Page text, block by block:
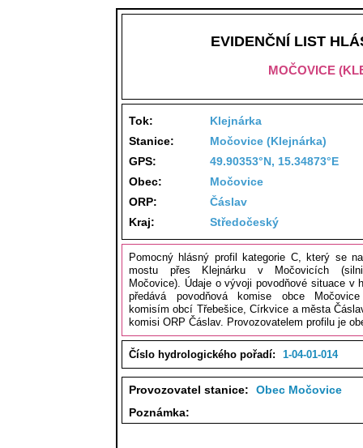
EVIDENČNÍ LIST
MOČOVICE
Tok:
Klejnárka
Stanice:
Močovice (Klejnárka)
GPS:
49.90353°N, 15.34873°E
Obec:
Močovice
ORP:
Čáslav
Kraj:
Středočeský
Pomocný hlásný profil kategorie C, který se
mostu přes Klejnárku v Močovicích
Močovice). Údaje o vývoji povodňové situace v
předává povodňová komise obce Močovice
komisím obcí Třebešice, Církvice a města
komisi ORP Čáslav. Provozovatelem profilu je
Číslo hydrologického pořadí: 1-04-01-014
Provozovatel stanice:
Obec Močovice
Poznámka: